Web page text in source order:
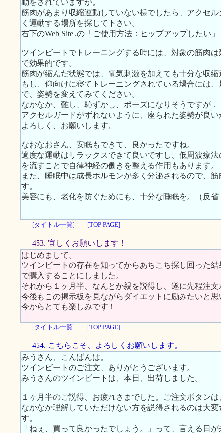
動をされていますか。
筋肉があまり収縮運動していない様でしたら、アクセ
く運動する場所を探して下さい。
右下のWeb Site..の「ご使用方法：ヒップアップしたい
ツインビートでトレーニングする時には、対象の筋肉
で効果的です。
筋肉が縮んだ状態では、電気刺激を加えても十分な収
もし、仰向けに寝てトレーニングされている場合には
で、姿勢を変えてみてください。
なかなか、難し、恥ずかし、ポーズになりそうですが．
アクセルガードがずれないように、座られた姿勢が良
よろしく、お願いします。
なおなおさん、安眠もできて、良かったですね。
適度な運動はリラックスできて良いですし、低周波療
を流すことで自律神経の働きを整える作用もあります。
また、睡眠中は成長ホルモンが多く分泌されるので、
す。
美容にも、老化を防ぐためにも、十分な睡眠を。（反省
[タイトル一覧]
[TOP PAGE]
453. 宜しくお願いします！
はじめまして。
ツインビートの存在を知ってからあちこち探し回った
で購入することにしました。
それから１ヶ月半、なんとか親を説得し、遂に先程注
今後もこの掲示板を見ながらダイエットに励みたいと思
今からとても楽しみです！
[タイトル一覧] [TOP PAGE]
454. こちらこそ、よろしくお願いします。
みうさん、こんばんは。
ツインビートのご注文、ありがとうございます。
みうさんのツインビートは、本日、出荷しました。
１ヶ月半のご説得、お疲れさまでした。ご注文ボタン
なかなか理解していただけない方を説得されるのは大
す。
「ねぇ、買って良かったでしょう。」って、言える日